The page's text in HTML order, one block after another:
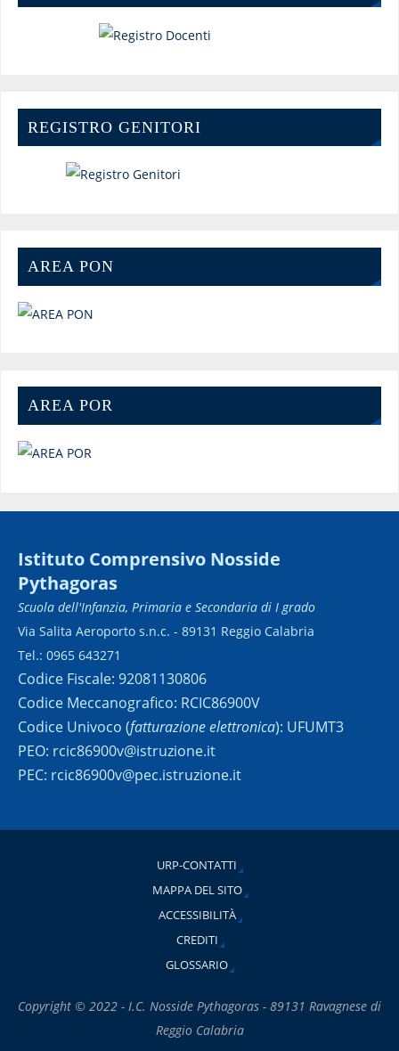
REGISTRO GENITORI
AREA PON
AREA POR
Istituto Comprensivo Nosside
Pythagoras
Scuola dell'Infanzia, Primaria e Secondaria di I grado
Via Salita Aeroporto s.n.c. - 89131 Reggio Calabria
Tel.: 0965 643271
Codice Fiscale: 92081130806
Codice Meccanografico: RCIC86900V
Codice Univoco (fatturazione elettronica): UFUMT3
PEO: rcic86900v@istruzione.it
PEC: rcic86900v@pec.istruzione.it
URP-CONTATTI
MAPPA DEL SITO
ACCESSIBILITÀ
CREDITI
GLOSSARIO
Copyright © 2022 - I.C. Nosside Pythagoras - 89131 Ravagnese di
Reggio Calabria